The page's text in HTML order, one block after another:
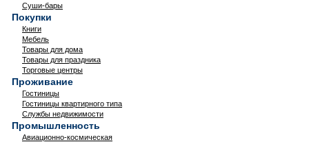
Суши-бары
Покупки
Книги
Мебель
Товары для дома
Товары для праздника
Торговые центры
Проживание
Гостиницы
Гостиницы квартирного типа
Службы недвижимости
Промышленность
Авиационно-космическая